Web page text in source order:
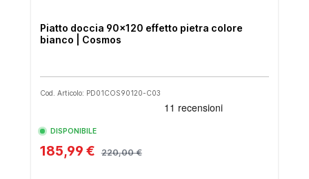
Piatto doccia 90x120 effetto pietra colore
bianco | Cosmos
Cod. Articolo: PD01COS90120-C03
DISPONIBILE
185,99 € 220,00 €